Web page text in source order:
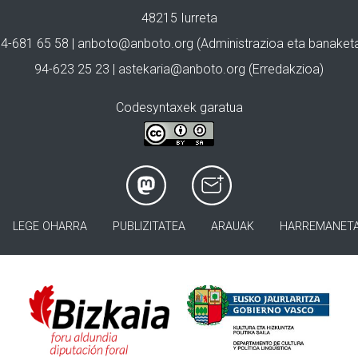
48215 Iurreta
681 65 58 | anboto@anboto.org (Administrazioa eta
94-623 25 23 | astekaria@anboto.org (Erredakzioa)
Codesyntaxek garatua
LEGE OHARRA PUBLIZITATEA ARAUAK